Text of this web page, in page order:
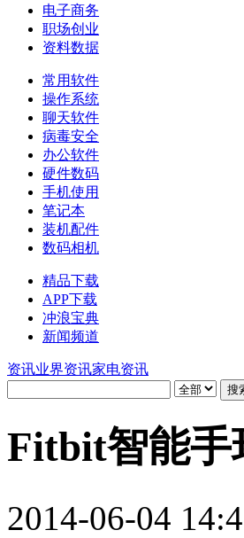
电子商务
职场创业
资料数据
常用软件
操作系统
聊天软件
病毒安全
办公软件
硬件数码
手机使用
笔记本
装机配件
数码相机
精品下载
APP下载
冲浪宝典
新闻频道
资讯业界资讯家电资讯
Fitbit智能手
2014-06-04